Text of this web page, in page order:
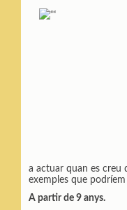
a actuar quan es creu
exemples que
A partir de 9 anys.